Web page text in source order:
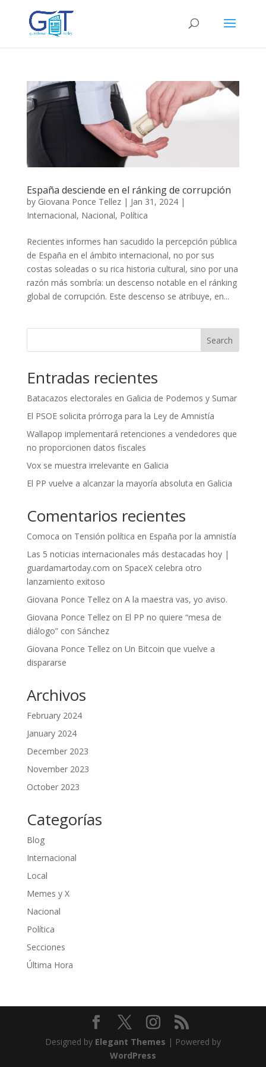
España desciende en el ránking de corrupción
by Giovana Ponce Tellez| Jan 31, 2024|
Internacional, Nacional, Política
Recientes informes han sacudido la percepción pública
de España en el ámbito internacional, no por sus
costas soleadas o su rica historia cultural, sino por una
razón más sombría: un descenso notable en el ránking
global de corrupción. Este descenso se atribuye, en...
Search
Entradas recientes
Batacazos electorales en Galicia de Podemos y Sumar
El PSOE solicita prórroga para la Ley de Amnistía
Wallapop implementará retenciones a vendedores que
no proporcionen datos fiscales
Vox se muestra irrelevante en Galicia
El PP vuelve a alcanzar la mayoría absoluta en Galicia
Comentarios recientes
Comoca on Tensión política en España por la amnistía
Las 5 noticias internacionales más destacadas hoy |
guardamartoday.com on SpaceX celebra otro
lanzamiento exitoso
Giovana Ponce Tellezon A la maestra vas, yo aviso.
Giovana Ponce Tellezon El PP no quiere “mesa de
diálogo” con Sánchez
Giovana Ponce Tellezon Un Bitcoin que vuelve a
dispararse
Archivos
February 2024
January 2024
December 2023
November 2023
October 2023
Categorías
Blog
Internacional
Local
Memes y X
Nacional
Política
Secciones
Última Hora
Designed by Elegant Themes | Powered by
WordPress